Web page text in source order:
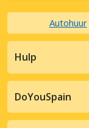
Autohuur
Hulp
DoYouSpain